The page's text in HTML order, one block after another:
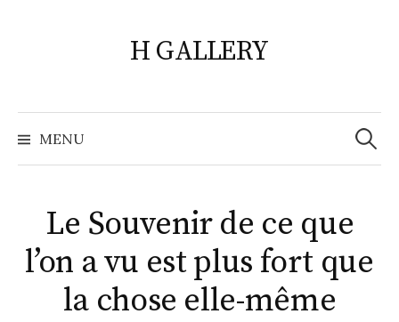
H GALLERY
MENU
Search
for:
Le Souvenir de ce que
l’on a vu est plus fort que
la chose elle-même